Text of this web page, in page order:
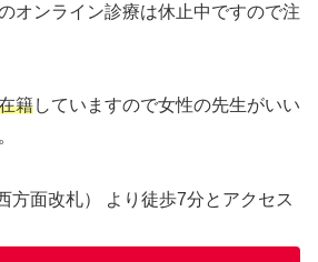
オンライン診療は休止中ですので注
籍していますので女性の先生がいい
方面改札） より徒歩7分とアクセス